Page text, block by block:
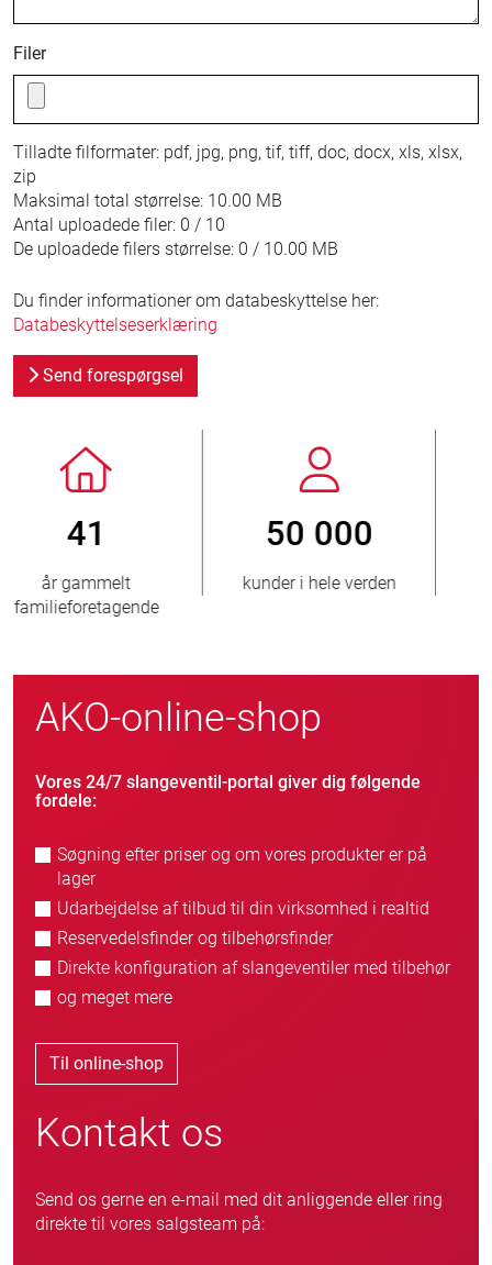
Filer
Tilladte filformater: pdf, jpg, png, tif, tiff, doc, docx, xls, xlsx,
zip
Maksimal total størrelse: 10.00 MB
Antal uploadede filer: 0 / 10
De uploadede filers størrelse: 0 / 10.00 MB
Du finder informationer om databeskyttelse her:
Databeskyttelseserklæring
Send forespørgsel
nye kunder/årligt
> 3 500 000
solgte enheder
AKO-online-shop
Vores 24/7 slangeventil-portal giver dig følgende
fordele:
Søgning efter priser og om vores produkter er på
lager
Udarbejdelse af tilbud til din virksomhed i realtid
Reservedelsfinder og tilbehørsfinder
Direkte konfiguration af slangeventiler med tilbehør
og meget mere
Til online-shop
Kontakt os
Send os gerne en e-mail med dit anliggende eller ring
direkte til vores salgsteam på: